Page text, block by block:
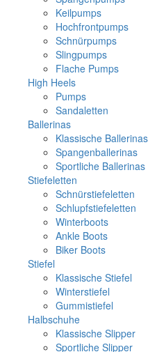
Keilpumps
Hochfrontpumps
Schnürpumps
Slingpumps
Flache Pumps
High Heels
Pumps
Sandaletten
Ballerinas
Klassische Ballerinas
Spangenballerinas
Sportliche Ballerinas
Stiefeletten
Schnürstiefeletten
Schlupfstiefeletten
Winterboots
Ankle Boots
Biker Boots
Stiefel
Klassische Stiefel
Winterstiefel
Gummistiefel
Halbschuhe
Klassische Slipper
Sportliche Slipper